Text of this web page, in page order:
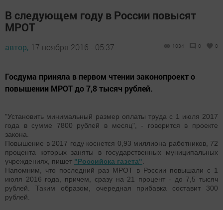
В следующем году в России повысят
МРОТ
автор, 17 ноября 2016 - 05:37 1034 0 0
Госдума приняла в первом чтении законопроект о
повышении МРОТ до 7,8 тысяч рублей.
"Установить минимальный размер оплаты труда с 1 июля 2017
года в сумме 7800 рублей в месяц", - говорится в проекте
закона.
Повышение в 2017 году коснется 0,93 миллиона работников, 72
процента которых заняты в государственных муниципальных
учреждениях, пишет "Российска газета"
Напомним, что последний раз МРОТ в России повышали с 1
июля 2016 года, причем, сразу на 21 процент - до 7,5 тысяч
рублей. Таким образом, очередная прибавка составит 300
рублей.